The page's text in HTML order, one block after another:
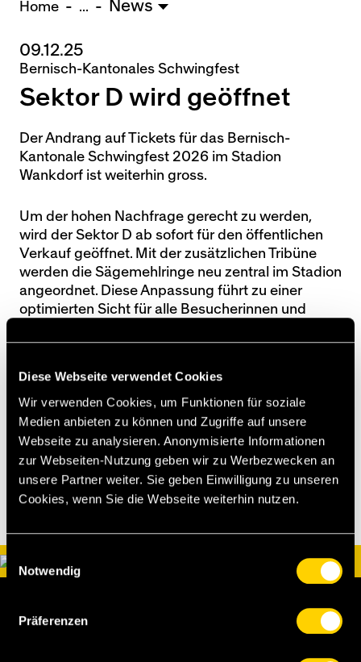
Diese Webseite verwendet Cookies
Wir verwenden Cookies, um Funktionen für soziale
Medien anbieten zu können und Zugriffe auf unsere
Webseite zu analysieren. Anonymisierte Informationen
zur Webseiten-Nutzung geben wir zu Werbezwecken an
unsere Partner weiter. Sie geben Einwilligung zu unseren
Cookies, wenn Sie die Webseite weiterhin nutzen.
Einwilligungsauswahl
Notwendig
Präferenzen
U15 - TOBE *
10:0
Nachwuchs Frauen
Ostermundigen - FU20 *
1:2
Biel - FU18 *
0:4
7:2
Thörishaus - FU15
12:1
Wyler - FU14
1:0
Home ... News
09.12.25
Bernisch-Kantonales Schwingfest
Sektor D wird geöffnet
Der Andrang auf Tickets für das Bernisch-
Kantonale Schwingfest 2026 im Stadion
Wankdorf ist weiterhin gross.
Um der hohen Nachfrage gerecht zu werden,
wird der Sektor D ab sofort für den öffentlichen
Verkauf geöffnet. Mit der zusätzlichen Tribüne
werden die Sägemehlringe neu zentral im Stadion
angeordnet. Diese Anpassung führt zu einer
optimierten Sicht für alle Besucherinnen und
Zum Ticketshop
[bscyb]